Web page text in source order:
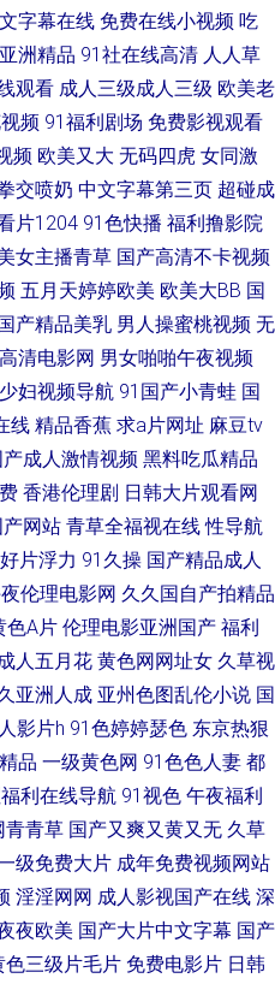
天三级网 伊人久艹 五月天A片 91香
列WWW 狼友福利在线观看 欧美天堂
无码久久 影音先锋变太累别 91免费
对白精品 玖玖精品 日韩肏逼网 五月
三级成人日韩 香蕉视频网站 91发布
航 韩国av三区 久草福利流水视频 日
91午夜 超碰国内A片 精品传媒入口
肏逼 www欧美1 亚洲福利导航大全 另
音先锋 欧美插B欧美系列 丁香五香天
精品 91露脸熟女精品 人妻鲁色网无
五月丁香成人网站 做爱片导航 97欧
人的天堂色导航 日韩午夜精品 伊人
拍 久久综合久久日韩 97人妻人人 传
日本欧美另类 五月天婷婷网站 中日韩
产精品偷窥 男女上床操网站 丝袜足交
字幕在线 免费在线小视频 吃
洲精品 91社在线高清 人人草
观看 成人三级成人三级 欧美老
频 91福利剧场 免费影视观看
频 欧美又大 无码四虎 女同激
交喷奶 中文字幕第三页 超碰成
片1204 91色快播 福利撸影院
女主播青草 国产高清不卡视频
五月天婷婷欧美 欧美大BB 国
产精品美乳 男人操蜜桃视频 无
清电影网 男女啪啪午夜视频
妇视频导航 91国产小青蛙 国
线 精品香蕉 求a片网址 麻豆tv
产成人激情视频 黑料吃瓜精品
香港伦理剧 日韩大片观看网
产网站 青草全福视在线 性导航
片浮力 91久操 国产精品成人
伦理电影网 久久国自产拍精品
色A片 伦理电影亚洲国产 福利
人五月花 黄色网网址女 久草视
亚洲人成 亚州色图乱伦小说 国
影片h 91色婷婷瑟色 东京热狠
品 一级黄色网 91色色人妻 都
利在线导航 91视色 午夜福利
青青草 国产又爽又黄又无 久草
级免费大片 成年免费视频网站
淫淫网网 成人影视国产在线 深
夜欧美 国产大片中文字幕 国产
色三级片毛片 免费电影片 日韩